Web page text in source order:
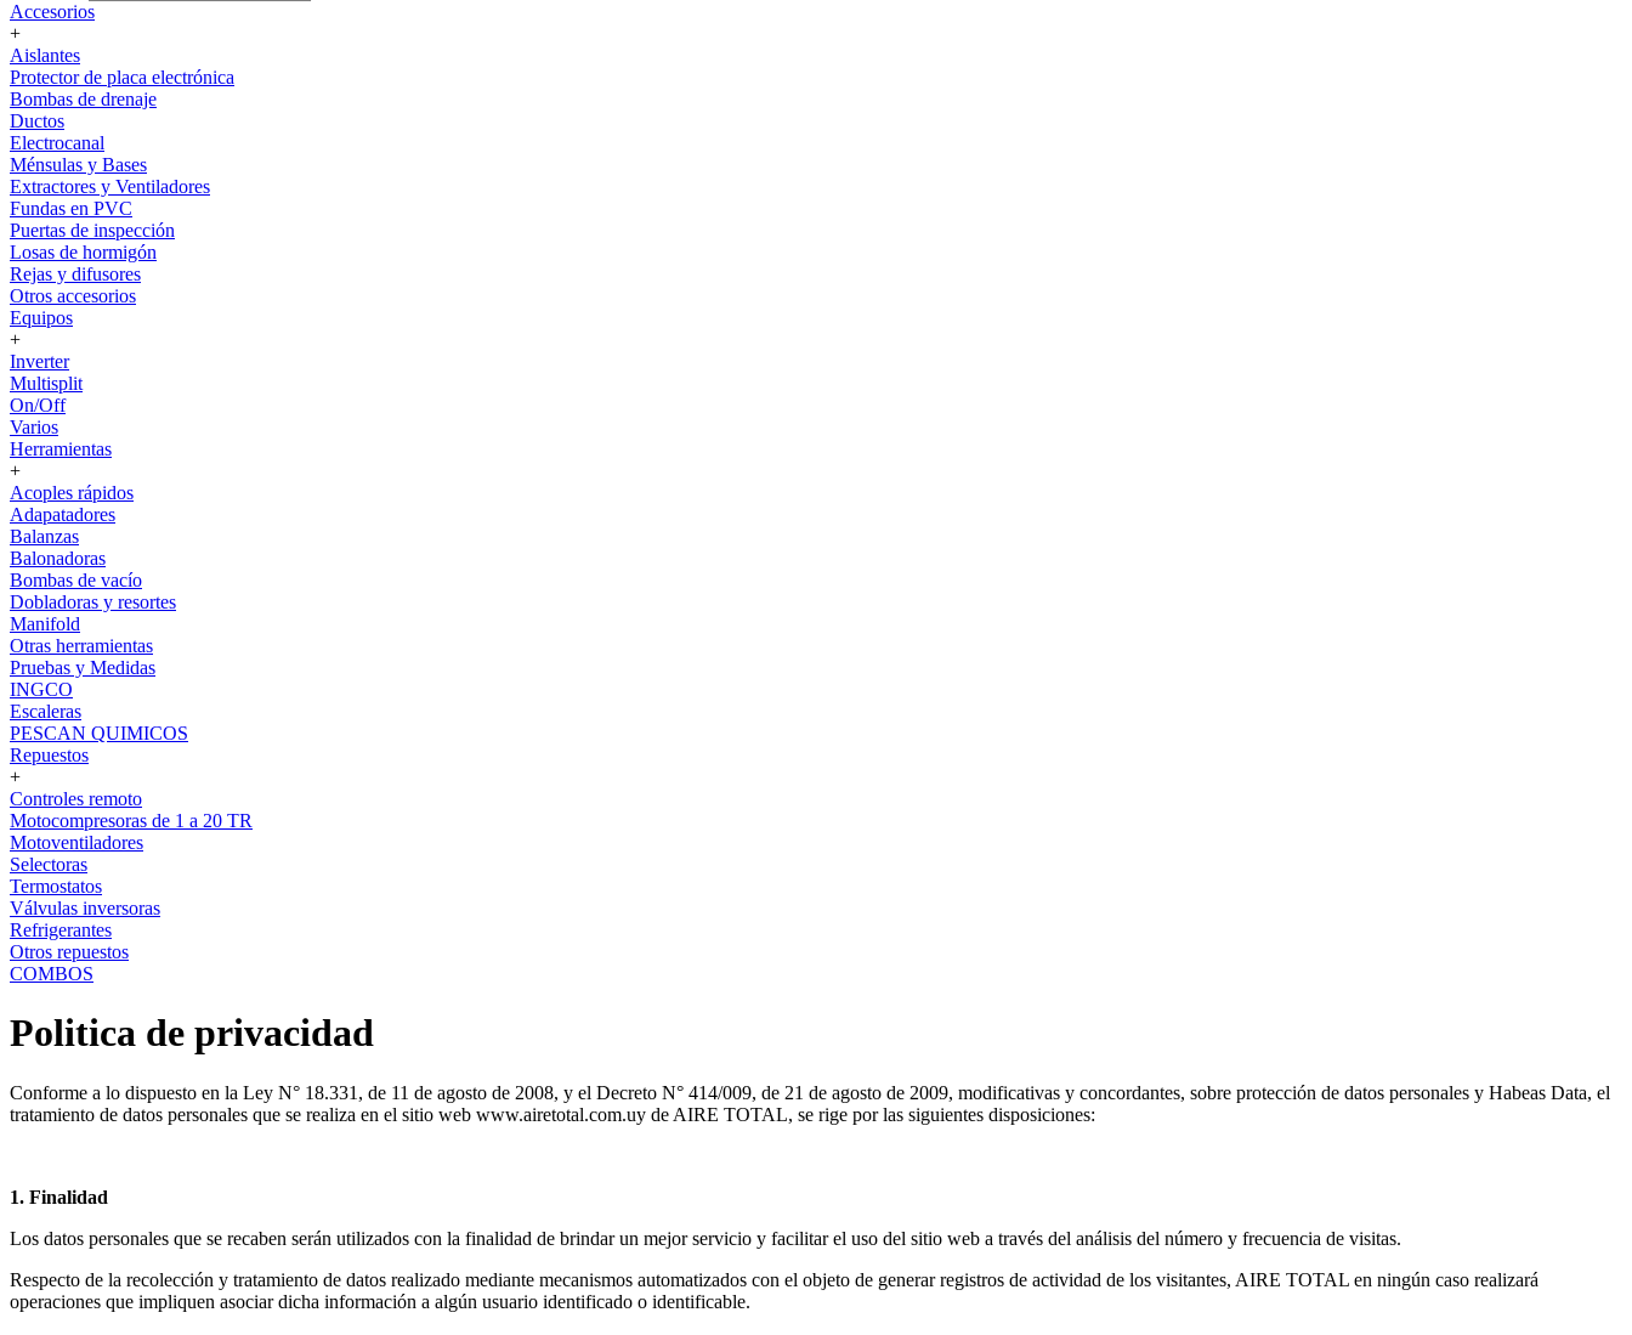
Accesorios
+
Aislantes
Protector de placa electrónica
Bombas de drenaje
Ductos
Electrocanal
Ménsulas y Bases
Extractores y Ventiladores
Fundas en PVC
Puertas de inspección
Losas de hormigón
Rejas y difusores
Otros accesorios
Equipos
+
Inverter
Multisplit
On/Off
Varios
Herramientas
+
Acoples rápidos
Adapatadores
Balanzas
Balonadoras
Bombas de vacío
Dobladoras y resortes
Manifold
Otras herramientas
Pruebas y Medidas
INGCO
Escaleras
PESCAN QUIMICOS
Repuestos
+
Controles remoto
Motocompresoras de 1 a 20 TR
Motoventiladores
Selectoras
Termostatos
Válvulas inversoras
Refrigerantes
Otros repuestos
COMBOS
Politica de privacidad
Conforme a lo dispuesto en la Ley N° 18.331, de 11 de agosto de 2008, y el Decreto N° 414/009, de 21 de agosto de 2009, modificativas y concordantes, sobre protección de datos personales y Habeas Data, el
tratamiento de datos personales que se realiza en el sitio web www.airetotal.com.uy de AIRE TOTAL, se rige por las siguientes disposiciones:
1. Finalidad
Los datos personales que se recaben serán utilizados con la finalidad de brindar un mejor servicio y facilitar el uso del sitio web a través del análisis del número y frecuencia de visitas.
Respecto de la recolección y tratamiento de datos realizado mediante mecanismos automatizados con el objeto de generar registros de actividad de los visitantes, AIRE TOTAL en ningún caso realizará
operaciones que impliquen asociar dicha información a algún usuario identificado o identificable.